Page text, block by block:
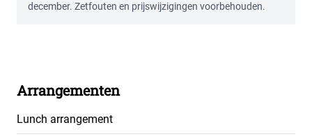
december. Zetfouten en prijswijzigingen voorbehouden.
Arrangementen
Lunch arrangement